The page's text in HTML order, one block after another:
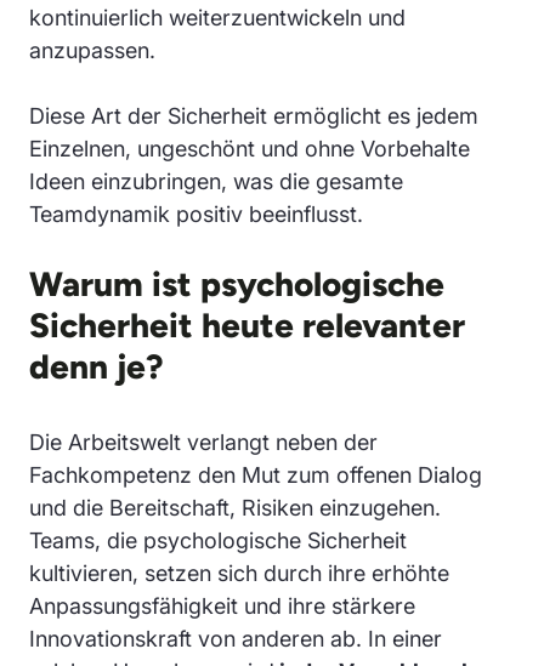
kontinuierlich weiterzuentwickeln und
anzupassen.
Diese Art der Sicherheit ermöglicht es jedem
Einzelnen, ungeschönt und ohne Vorbehalte
Ideen einzubringen, was die gesamte
Teamdynamik positiv beeinflusst.
Warum ist psychologische
Sicherheit heute relevanter
denn je?
Die Arbeitswelt verlangt neben der
Fachkompetenz den Mut zum offenen Dialog
und die Bereitschaft, Risiken einzugehen.
Teams, die psychologische Sicherheit
kultivieren, setzen sich durch ihre erhöhte
Anpassungsfähigkeit und ihre stärkere
Innovationskraft von anderen ab. In einer